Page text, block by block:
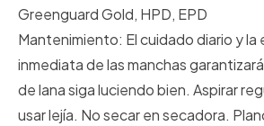
Greenguard Gold, HPD, EPD
Mantenimiento: El cuidado diario y la
inmediata de las manchas
de lana siga luciendo bien. Aspirar
usar lejía. No secar en secadora.